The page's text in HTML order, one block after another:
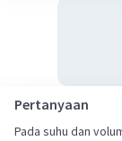
Pertanyaan
Pada suhu dan